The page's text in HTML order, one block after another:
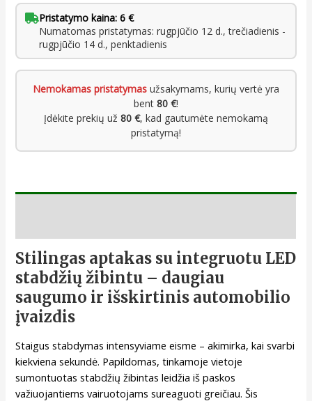
Pristatymo kaina: 6 €
Numatomas pristatymas: rugpjūčio 12 d., trečiadienis -
rugpjūčio 14 d., penktadienis
Nemokamas pristatymas užsakymams, kurių vertė yra
bent 80 €!
Įdėkite prekių už 80 €, kad gautumėte nemokamą
pristatymą!
Stilingas aptakas su integruotu LED
stabdžių žibintu – daugiau
saugumo ir išskirtinis automobilio
įvaizdis
Staigus stabdymas intensyviame eisme – akimirka, kai svarbi
kiekviena sekundė. Papildomas, tinkamoje vietoje
sumontuotas stabdžių žibintas leidžia iš paskos
važiuojantiems vairuotojams sureaguoti greičiau. Šis